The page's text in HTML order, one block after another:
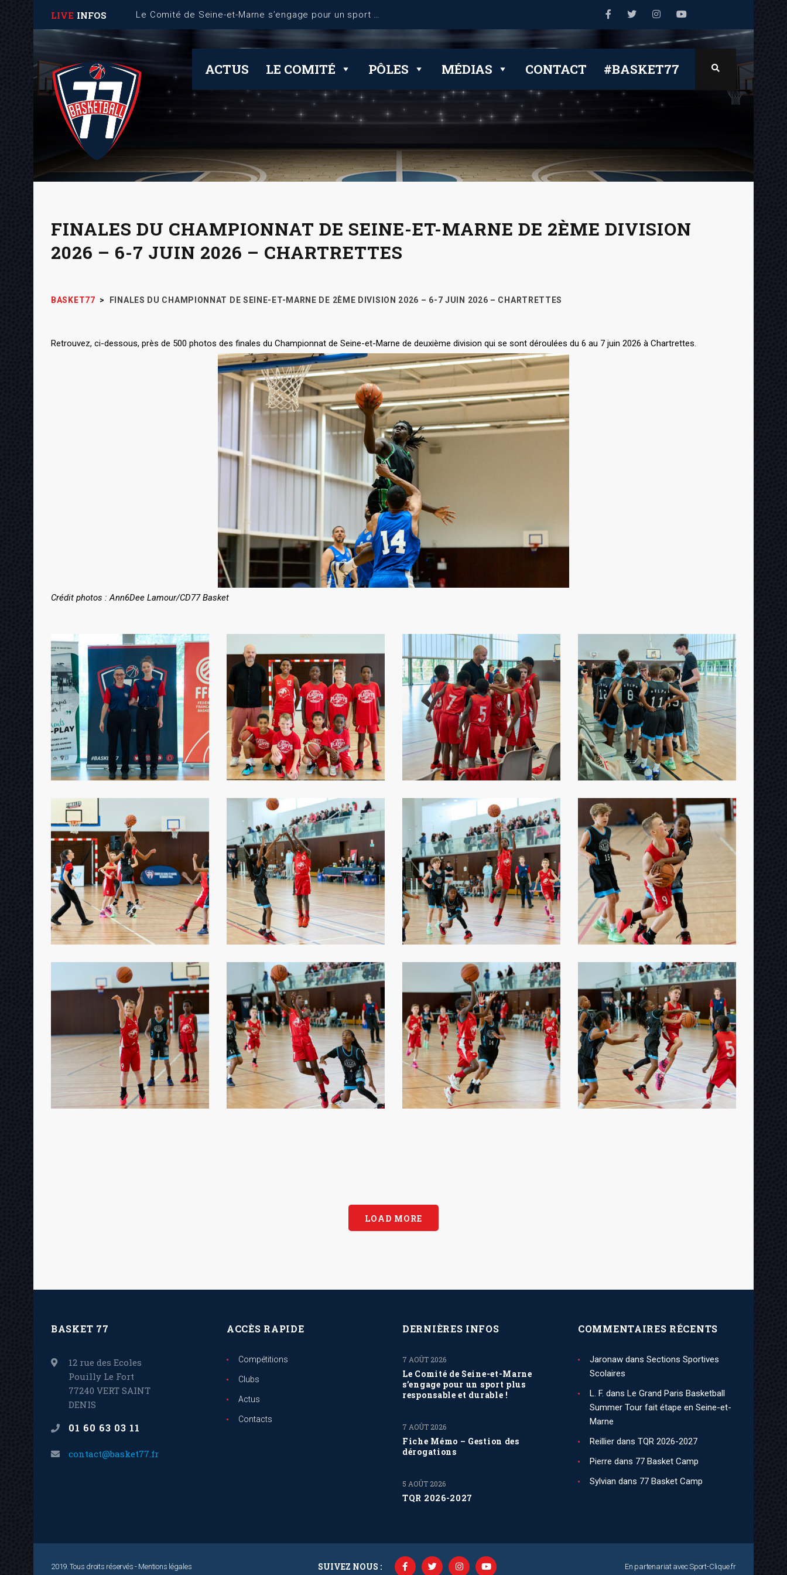
LIVE INFOS Fiche Mémo – Gestion des dérogations
ACTUS LE COMITÉ PÔLES MÉDIAS CONTACT #BASKET77
FINALES DU CHAMPIONNAT DE SEINE-ET-MARNE DE 2ÈME DIVISION
2026 – 6-7 JUIN 2026 – CHARTRETTES
BASKET77 > FINALES DU CHAMPIONNAT DE SEINE-ET-MARNE DE 2ÈME DIVISION 2026 – 6-7 JUIN 2026 – CHARTRETTES
Retrouvez, ci-dessous, près de 500 photos des finales du Championnat de Seine-et-Marne de deuxième division qui se sont déroulées du 6 au 7 juin 2026 à Chartrettes.
Crédit photos : Ann6Dee Lamour/CD77 Basket
LOAD MORE
BASKET 77
12 rue des Ecoles
Pouilly Le Fort
77240 VERT SAINT
DENIS
01 60 63 03 11
contact@basket77.fr
ACCÈS RAPIDE
Compétitions
Clubs
Actus
Contacts
DERNIÈRES INFOS
Le Comité de Seine-et-Marne
s’engage pour un sport plus
responsable et durable !
7 AOÛT 2026
Fiche Mémo – Gestion des
dérogations
7 AOÛT 2026
TQR 2026-2027
5 AOÛT 2026
COMMENTAIRES RÉCENTS
Jaronaw dans Sections Sportives
Scolaires
L. F. dans Le Grand Paris Basketball
Summer Tour fait étape en Seine-et-
Marne
Reillier dans TQR 2026-2027
Pierre dans 77 Basket Camp
Sylvian dans 77 Basket Camp
2019. Tous droits réservés - Mentions légales En partenariat avecSport-Clique.fr
SUIVEZ NOUS :